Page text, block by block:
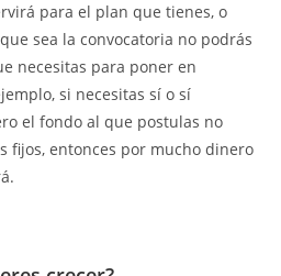
para el plan que tienes, o
sea la convocatoria no podrás
necesitas para poner en
si necesitas sí o sí
el fondo al que postulas no
fijos, entonces por mucho dinero